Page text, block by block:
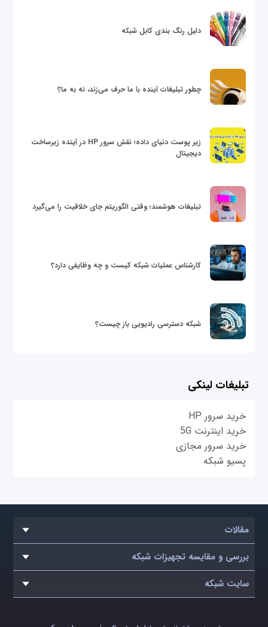
دلیل رنگ بندی کابل شبکه
چطور تبلیغات آینده با ما حرف می‌زند، نه به ما؟
زیر پوست دنیای داده؛ نقش سرور HP در آینده زیرساخت
دیجیتال
تبلیغات هوشمند؛ وقتی الگوریتم جای خلاقیت را می‌گیرد
کارشناس عملیات شبکه کیست و چه وظایفی دارد؟
شبکه دسترسی رادیویی باز چیست؟
تبلیغات لینکی
خرید سرور HP
خرید اینترنت 5G
خرید سرور مجازی
پسیو شبکه
مقالات
بررسی و مقایسه تجهیزات شبکه
سایت شبکه